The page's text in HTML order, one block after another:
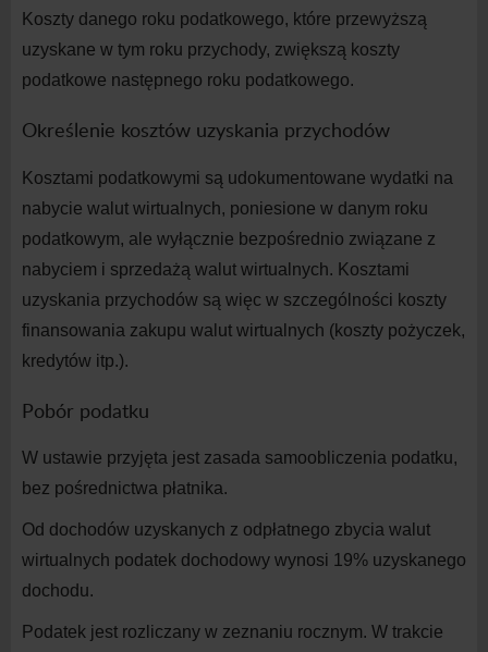
Koszty danego roku podatkowego, które przewyższą
uzyskane w tym roku przychody, zwiększą koszty
podatkowe następnego roku podatkowego.
Określenie kosztów uzyskania przychodów
Kosztami podatkowymi są udokumentowane wydatki na
nabycie walut wirtualnych, poniesione w danym roku
podatkowym, ale wyłącznie bezpośrednio związane z
nabyciem i sprzedażą walut wirtualnych. Kosztami
uzyskania przychodów są więc w szczególności koszty
finansowania zakupu walut wirtualnych (koszty pożyczek,
kredytów itp.).
Pobór podatku
W ustawie przyjęta jest zasada samoobliczenia podatku,
bez pośrednictwa płatnika.
Od dochodów uzyskanych z odpłatnego zbycia walut
wirtualnych podatek dochodowy wynosi 19% uzyskanego
dochodu.
Podatek jest rozliczany w zeznaniu rocznym. W trakcie